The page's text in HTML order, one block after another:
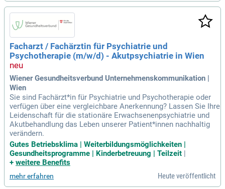
Facharzt / Fachärztin für Psychiatrie und
Psychotherapie (m/w/d) - Akutpsychiatrie in Wien
Wiener Gesundheitsverbund Unternehmenskommunikation |
Wien
Sie sind Fachärzt*in für Psychiatrie und Psychotherapie oder
verfügen über eine vergleichbare Anerkennung? Lassen Sie Ihre
Leidenschaft für die stationäre Erwachsenenpsychiatrie und
Akutbehandlung das Leben unserer Patient*innen nachhaltig
verändern.
Gutes Betriebsklima | Weiterbildungsmöglichkeiten |
Gesundheitsprogramme | Kinderbetreuung | Teilzeit
+ weitere Benefits
mehr erfahren Heute veröffentlicht